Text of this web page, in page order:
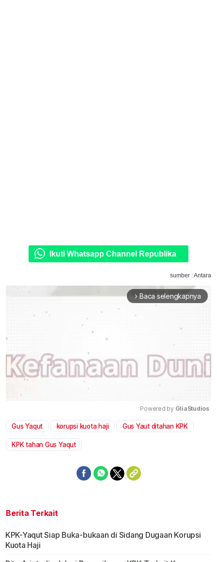
Ikuti Whatsapp Channel Republika
sumber : Antara
arrow_forward_ios Baca selengkapnya
Mute
Powered by GliaStudios
Gus Yaqut korupsi kuota haji Gus Yaut ditahan KPK
KPK tahan Gus Yaqut
Berita Terkait
KPK-Yaqut Siap Buka-bukaan di Sidang Dugaan Korupsi
Kuota Haji